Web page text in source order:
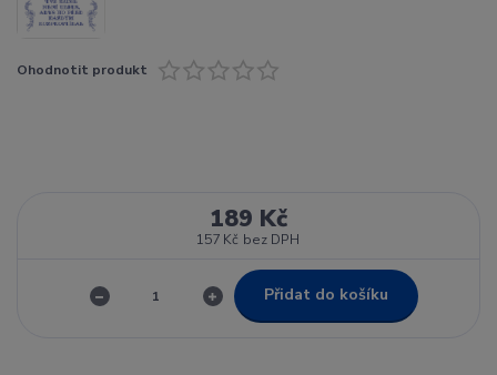
Ohodnotit produkt
189 Kč
157 Kč bez DPH
Přidat do košíku